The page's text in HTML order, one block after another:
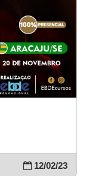
12/02/23